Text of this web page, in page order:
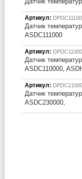
Артикул:
Датчик
ASDC111000
Артикул:
Датчик
ASDC110000,
Артикул:
Датчик
ASDC230000,